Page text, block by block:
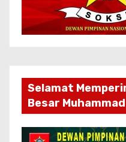
Selamat
Besar Muhammad